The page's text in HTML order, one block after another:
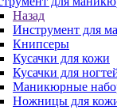
Назад
Инструмент для
Книпсеры
Кусачки для кожи
Кусачки для
Маникюрные
Ножницы для